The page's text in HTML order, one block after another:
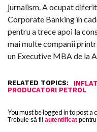
jurnalism. A ocupat
Corporate Banking în
pentru a trece apoi la
mai multe companii
un Executive MBA de la
RELATED TOPICS:
PRODUCATORI PETROL
You must be logged in to post a
Trebuie să fii autentificat